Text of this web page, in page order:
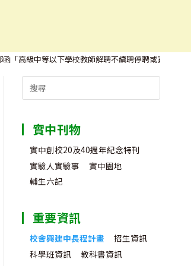
「高級中等以下學校教師解聘不續聘停聘或資遣辦法
Search
for:
實中刊物
實中創校20及40週年紀念特刊
實驗人實驗事
實中園地
輔生六記
重要資訊
校舍興建中長程計畫
招生資訊
科學班資訊
教科書資訊